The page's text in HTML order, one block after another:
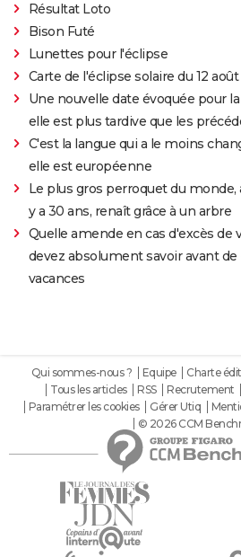
Résultat Loto
Bison Futé
Lunettes pour l'éclipse
Carte de l'éclipse solaire du 12 août
Une nouvelle date évoquée pour
elle est plus tardive que les
C'est la langue qui a le moins
elle est européenne
Le plus gros perroquet du
y a 30 ans, renaît grâce à un arbre
Quelle amende en cas d'excès de
devez absolument savoir avant
vacances
Qui sommes-nous ? Equipe Charte
Tous les articles
RSS Recrutement
Paramétrer les cookies
Gérer Utiq
© 2026 CCM